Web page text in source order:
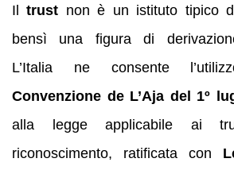
Iltrust non è un istituto tipico
bensì una figura di
L’Italia ne consente
Convenzione de L’Aja del 1º
alla legge applicabile ai
riconoscimento, ratificata con